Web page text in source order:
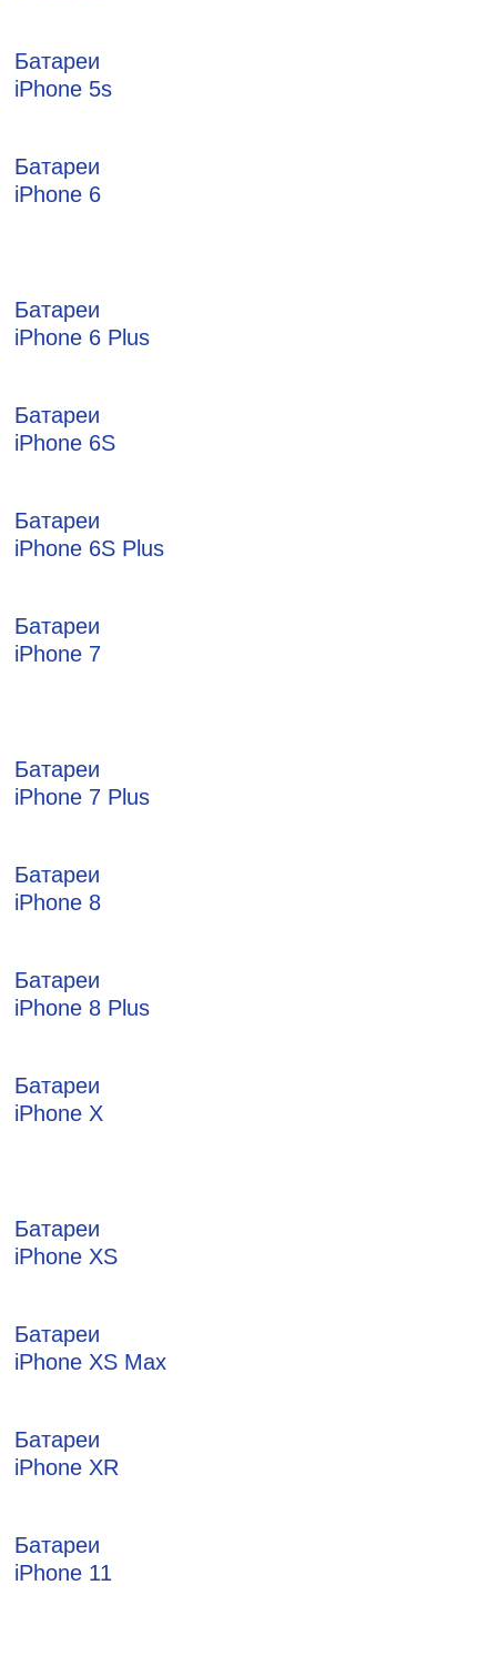
Батареи
iPhone 5s
Батареи
iPhone 6
Батареи
iPhone 6 Plus
Батареи
iPhone 6S
Батареи
iPhone 6S Plus
Батареи
iPhone 7
Батареи
iPhone 7 Plus
Батареи
iPhone 8
Батареи
iPhone 8 Plus
Батареи
iPhone X
Батареи
iPhone XS
Батареи
iPhone XS Max
Батареи
iPhone XR
Батареи
iPhone 11